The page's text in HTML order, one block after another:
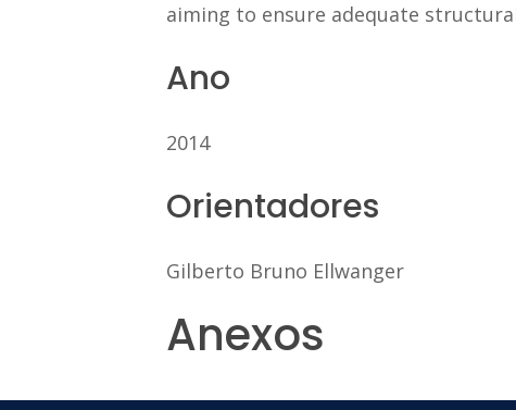
aiming to ensure adequate
Ano
2014
Orientadores
Gilberto Bruno Ellwanger
Anexos